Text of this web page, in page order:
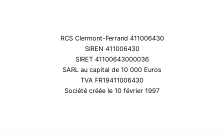
RCS Clermont-Ferrand 411006430
SIREN 411006430
SIRET 41100643000036
SARL au capital de 10 000 Euros
TVA FR19411006430
Société créée le 10 février 1997